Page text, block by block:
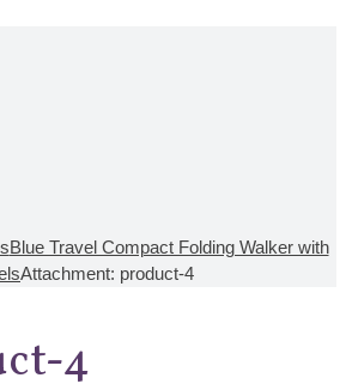
Blue Travel Compact Folding Walker with
Attachment: product-4
4